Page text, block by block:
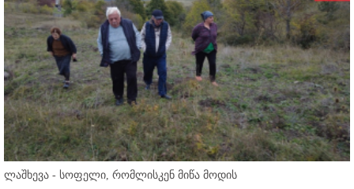
ლაშხევა - სოფელი, რომლისკენ მიწა მოდის